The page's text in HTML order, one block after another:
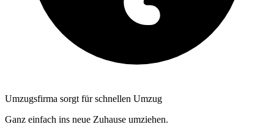
Umzugsfirma sorgt für schnellen Umzug
Ganz einfach ins neue Zuhause umziehen.